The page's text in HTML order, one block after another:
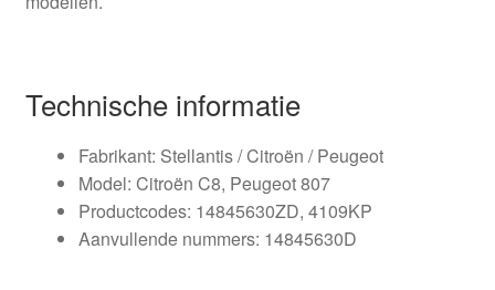
Technische informatie
Fabrikant: Stellantis / Citroën / Peugeot
Model: Citroën C8, Peugeot 807
Productcodes: 14845630ZD, 4109KP
Aanvullende nummers: 14845630D